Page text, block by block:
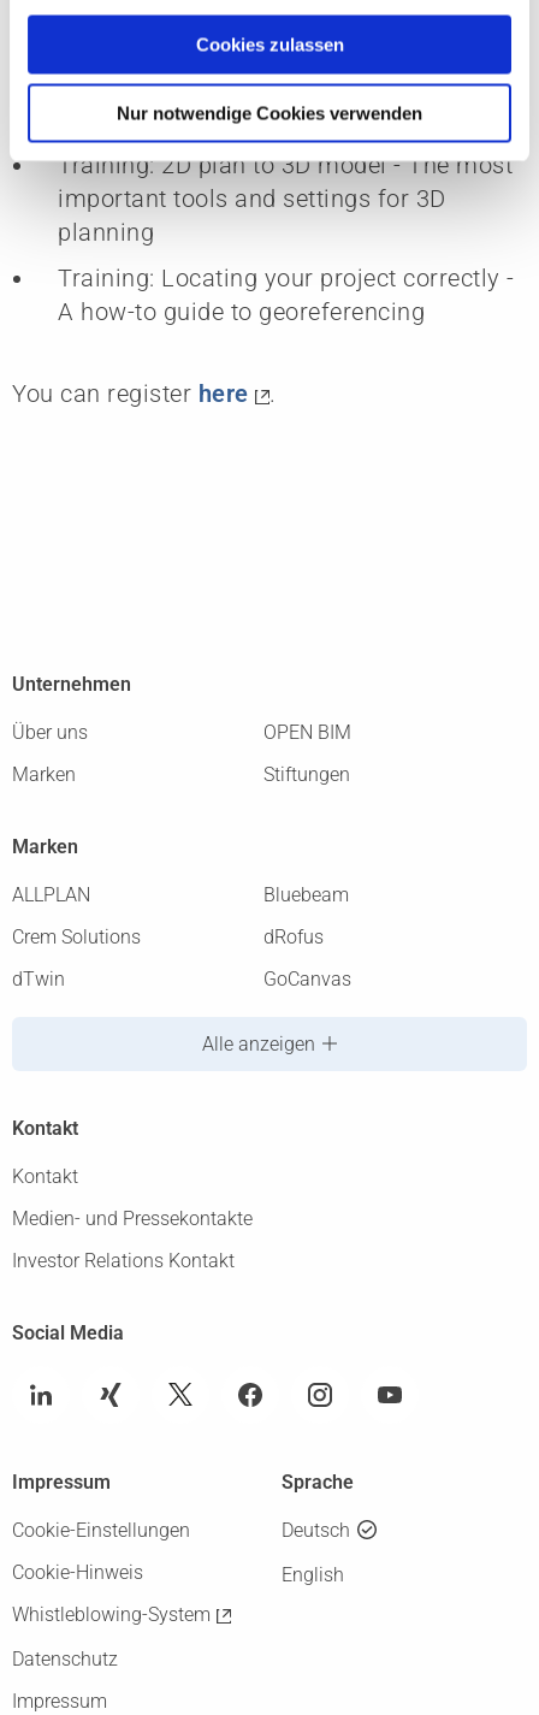
zeigen" beschrieben werden. Sie können Ihre Einwilligung
jederzeit anpassen oder widerrufen. Damit Sie alle Inhalte
wie z.B. News sehen können, wählen Sie bitte „Cookies
Cookies zulassen
Nur notwendige Cookies verwenden
facilities
Speaker: Environmental process
engineer Nico Reuter from ecopark-
concepts
Training: 2D plan to 3D model - The most
important tools and settings for 3D
planning
Training: Locating your project correctly -
A how-to guide to georeferencing
You can register here .
Unternehmen
Über uns
OPEN BIM
Marken
Stiftungen
Marken
ALLPLAN
Bluebeam
Crem Solutions
dRofus
dTwin
GoCanvas
Alle anzeigen
Kontakt
Kontakt
Medien- und Pressekontakte
Investor Relations Kontakt
Social Media
Sprache
Deutsch
English
Impressum
Cookie-Einstellungen
Cookie-Hinweis
Whistleblowing-System
Datenschutz
Impressum